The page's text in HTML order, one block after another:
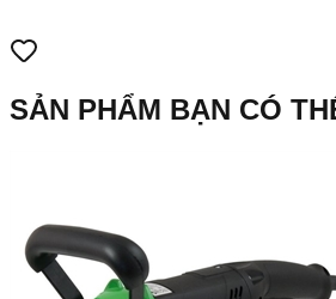
SẢN PHẨM BẠN CÓ